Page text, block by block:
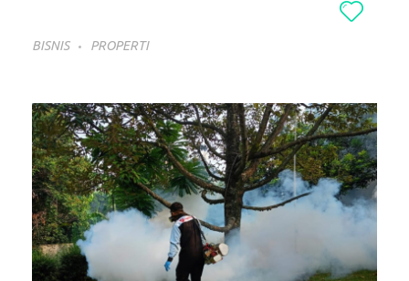
BISNIS PROPERTI